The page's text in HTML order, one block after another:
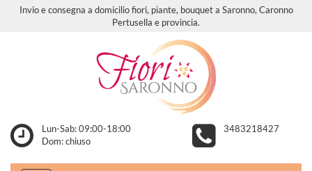
Invio e consegna a domicilio fiori, piante, bouquet a Saronno, Caronno
Pertusella e provincia.
Lun-Sab: 09:00-18:00
Dom: chiuso
3483218427